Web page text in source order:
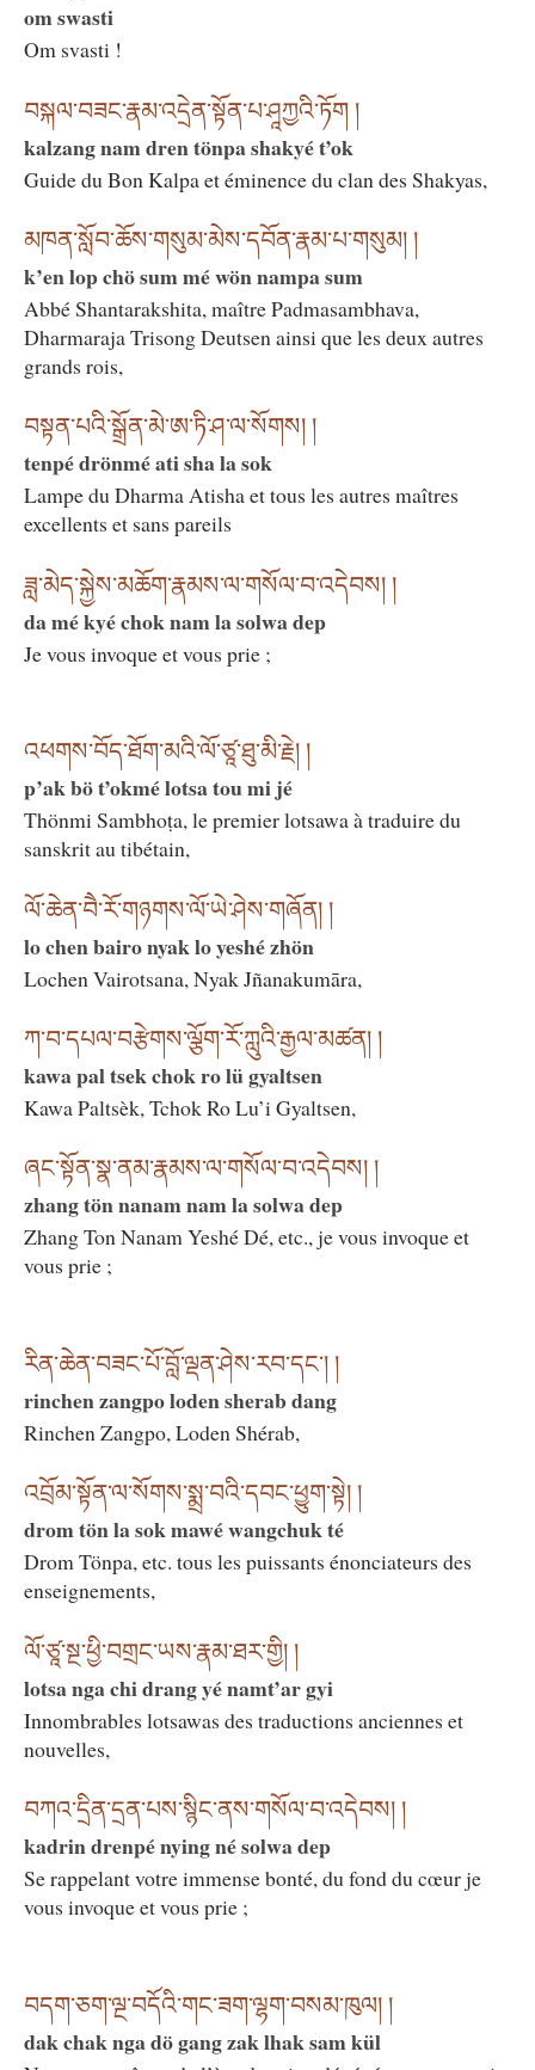
om swasti
Om svasti !
བསྐལ་བཟང་རྣམ་འདྲེན་སྟོན་པ་ཤཱཀྱའི་ཏོག །
kalzang nam dren tönpa shakyé t’ok
Guide du Bon Kalpa et éminence du clan des Shakyas,
མཁན་སློབ་ཆོས་གསུམ་མེས་དབོན་རྣམ་པ་གསུམ། །
k’en lop chö sum mé wön nampa sum
Abbé Shantarakshita, maître Padmasambhava,
Dharmaraja Trisong Deutsen ainsi que les deux autres
grands rois,
བསྟན་པའི་སྒྲོན་མེ་ཨ་ཏི་ཤ་ལ་སོགས། །
tenpé drönmé ati sha la sok
Lampe du Dharma Atisha et tous les autres maîtres
excellents et sans pareils
ཟླ་མེད་སྐྱེས་མཆོག་རྣམས་ལ་གསོལ་བ་འདེབས། །
da mé kyé chok nam la solwa dep
Je vous invoque et vous prie ;
འཕགས་བོད་ཐོག་མའི་ལོ་ཙཱ་ཐུ་མི་རྗེ། །
p’ak bö t’okmé lotsa tou mi jé
Thönmi Sambhoṭa, le premier lotsawa à traduire du
sanskrit au tibétain,
ལོ་ཆེན་བཻ་རོ་གཉགས་ལོ་ཡེ་ཤེས་གཞོན། །
lo chen bairo nyak lo yeshé zhön
Lochen Vairotsana, Nyak Jñanakumāra,
ཀ་བ་དཔལ་བརྩེགས་ལྕོག་རོ་ཀླུའི་རྒྱལ་མཚན། །
kawa pal tsek chok ro lü gyaltsen
Kawa Paltsèk, Tchok Ro Lu’i Gyaltsen,
ཞང་སྟོན་སྣ་ནམ་རྣམས་ལ་གསོལ་བ་འདེབས། །
zhang tön nanam nam la solwa dep
Zhang Ton Nanam Yeshé Dé, etc., je vous invoque et
vous prie ;
རིན་ཆེན་བཟང་པོ་བློ་ལྡན་ཤེས་རབ་དང༌། །
rinchen zangpo loden sherab dang
Rinchen Zangpo, Loden Shérab,
འབྲོམ་སྟོན་ལ་སོགས་སྨྲ་བའི་དབང་ཕྱུག་སྟེ། །
drom tön la sok mawé wangchuk té
Drom Tönpa, etc. tous les puissants énonciateurs des
enseignements,
ལོ་ཙཱ་སྔ་ཕྱི་བགྲང་ཡས་རྣམ་ཐར་གྱི། །
lotsa nga chi drang yé namt’ar gyi
Innombrables lotsawas des traductions anciennes et
nouvelles,
བཀའ་དྲིན་དྲན་པས་སྙིང་ནས་གསོལ་བ་འདེབས། །
kadrin drenpé nying né solwa dep
Se rappelant votre immense bonté, du fond du cœur je
vous invoque et vous prie ;
བདག་ཅག་ལྔ་བདོའི་གང་ཟག་ལྷག་བསམ་ཁུལ། །
dak chak nga dö gang zak lhak sam kül